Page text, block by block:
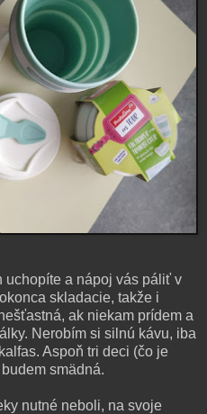
uchopíte a nápoj vás páliť v
skladacie, takže i
ak niekam prídem a
Nerobím si silnú kávu, iba
Aspoň tri deci (čo je
smädná.
nutné neboli, na svoje